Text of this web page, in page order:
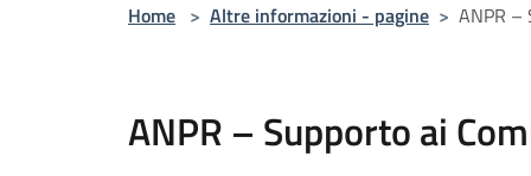
Home > Altre informazioni - pagine > ANPR –
ANPR – Supporto ai